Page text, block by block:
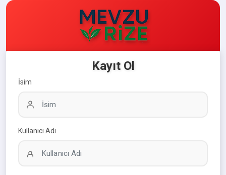
Kayıt Ol
İsim
Kullanıcı Adı